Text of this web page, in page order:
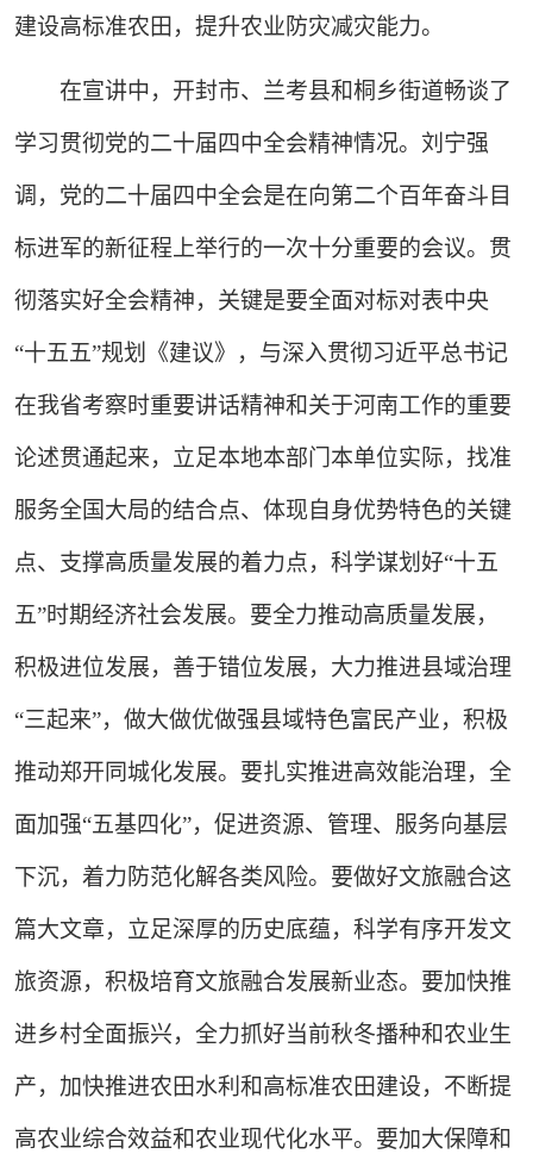
建设高标准农田，提升农业防灾减灾能力。
在宣讲中，开封市、兰考县和桐乡街道畅谈了
学习贯彻党的二十届四中全会精神情况。刘宁强
调，党的二十届四中全会是在向第二个百年奋斗目
标进军的新征程上举行的一次十分重要的会议。贯
彻落实好全会精神，关键是要全面对标对表中央
“十五五”规划《建议》，与深入贯彻习近平总书记
在我省考察时重要讲话精神和关于河南工作的重要
论述贯通起来，立足本地本部门本单位实际，找准
服务全国大局的结合点、体现自身优势特色的关键
点、支撑高质量发展的着力点，科学谋划好“十五
五”时期经济社会发展。要全力推动高质量发展，
积极进位发展，善于错位发展，大力推进县域治理
“三起来”，做大做优做强县域特色富民产业，积极
推动郑开同城化发展。要扎实推进高效能治理，全
面加强“五基四化”，促进资源、管理、服务向基层
下沉，着力防范化解各类风险。要做好文旅融合这
篇大文章，立足深厚的历史底蕴，科学有序开发文
旅资源，积极培育文旅融合发展新业态。要加快推
进乡村全面振兴，全力抓好当前秋冬播种和农业生
产，加快推进农田水利和高标准农田建设，不断提
高农业综合效益和农业现代化水平。要加大保障和